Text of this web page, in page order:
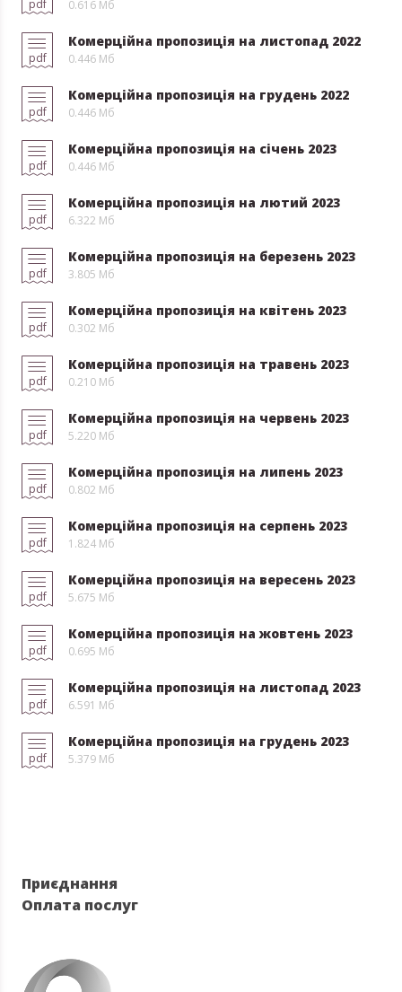
pdf 0.616 Мб
pdf
Комерційна пропозиція на листопад 2022
0.446 Мб
pdf
Комерційна пропозиція на грудень 2022
0.446 Мб
pdf
Комерційна пропозиція на січень 2023
0.446 Мб
pdf
Комерційна пропозиція на лютий 2023
6.322 Мб
pdf
Комерційна пропозиція на березень 2023
3.805 Мб
pdf
Комерційна пропозиція на квітень 2023
0.302 Мб
pdf
Комерційна пропозиція на травень 2023
0.210 Мб
pdf
Комерційна пропозиція на червень 2023
5.220 Мб
pdf
Комерційна пропозиція на липень 2023
0.802 Мб
pdf
Комерційна пропозиція на серпень 2023
1.824 Мб
pdf
Комерційна пропозиція на вересень 2023
5.675 Мб
pdf
Комерційна пропозиція на жовтень 2023
0.695 Мб
pdf
Комерційна пропозиція на листопад 2023
6.591 Мб
pdf
Комерційна пропозиція на грудень 2023
5.379 Мб
Приєднання
Оплата послуг